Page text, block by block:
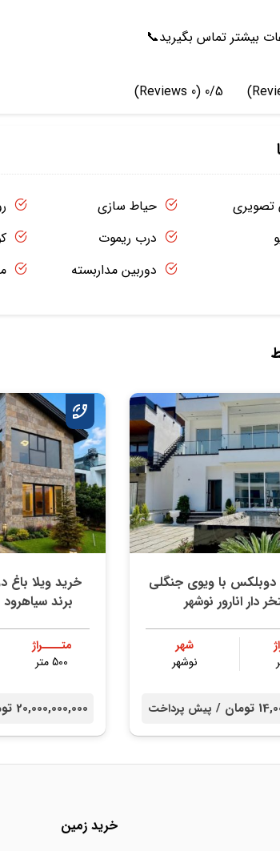
بيشتر تماس بگيريد📞
0/5
(0 Reviews)
تصویری
حیاط سازی
درب ریموت
دوربین مداربسته
دوبلکس با ویوی جنگلی
دار انارور نوشهر
شهر
نوشهر
/ پیش پرداخت
خريد ویلا
برند
متــــراژ
500 متر
20,000,000,000 تومان /
خرید زمین